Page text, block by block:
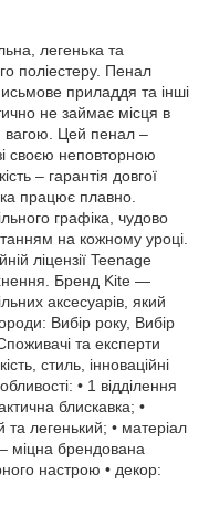
легенька та
поліестеру. Пенал
приладдя та інші
не займає місця в
вагою. Цей пенал –
своєю неповторною
– гарантія довгої
працює плавно.
графіка, чудово
на кожному уроці.
ліцензії Teenage
Бренд Kite —
аксесуарів, який
Вибір року, Вибір
та експерти
стиль, інноваційні
• 1 відділення
блискавка; •
легенький; • матеріал
міцна брендована
настрою • декор: